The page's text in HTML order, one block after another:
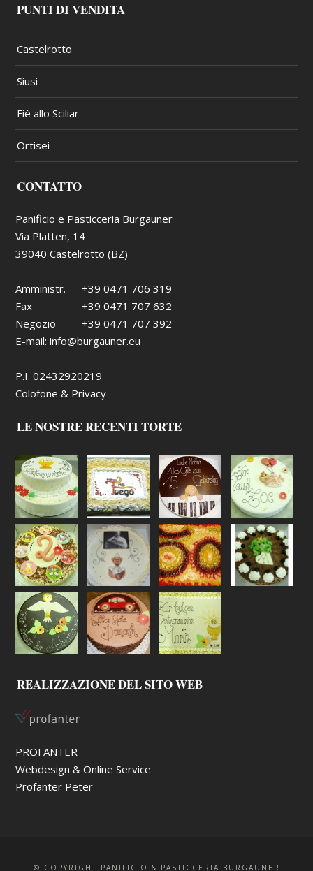
PUNTI DI VENDITA
Castelrotto
Siusi
Fiè allo Sciliar
Ortisei
CONTATTO
Panificio e Pasticceria Burgauner
Via Platten, 14
39040 Castelrotto (BZ)
Amministr.
+39 0471 706 319
Fax
+39 0471 707 632
Negozio
+39 0471 707 392
E-mail:info@burgauner.eu
P.I. 02432920219
Colofone & Privacy
LE NOSTRE RECENTI TORTE
REALIZZAZIONE DEL SITO WEB
PROFANTER
Webdesign & Online Service
Profanter Peter
© COPYRIGHT PANIFICIO & PASTICCERIA BURGAUNER